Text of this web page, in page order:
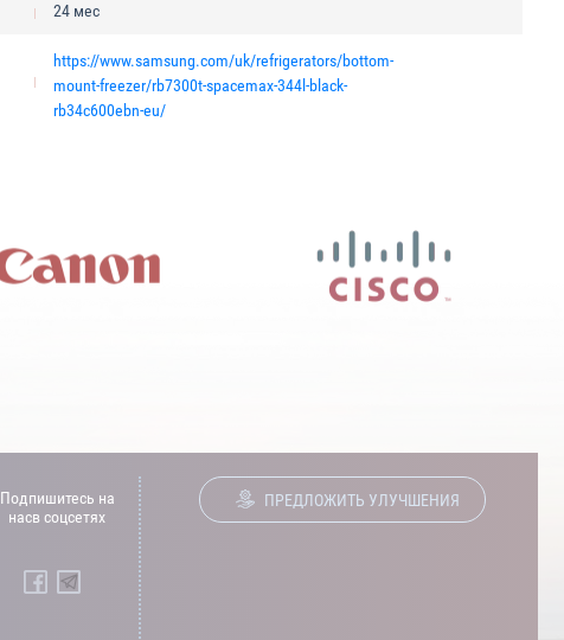
24 мес
https://www.samsung.com/uk/refrigerators/bottom-
mount-freezer/rb7300t-spacemax-344l-black-
rb34c600ebn-eu/
Подпишитесь на
насв соцсетях
ПРЕДЛОЖИТЬ УЛУЧШЕНИЯ